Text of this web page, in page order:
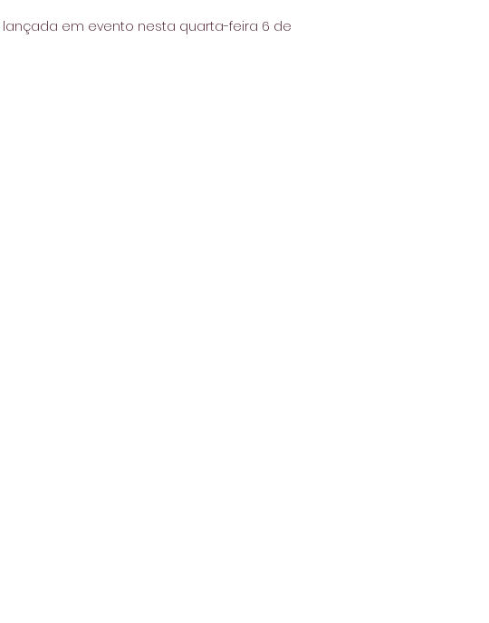
em evento nesta quarta-feira 6 de